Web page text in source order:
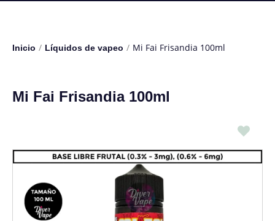
Inicio / Líquidos de vapeo / Mi Fai Frisandia 100ml
Mi Fai Frisandia 100ml